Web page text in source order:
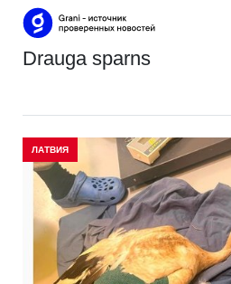
drauga sparns
ЛАТВИЯ